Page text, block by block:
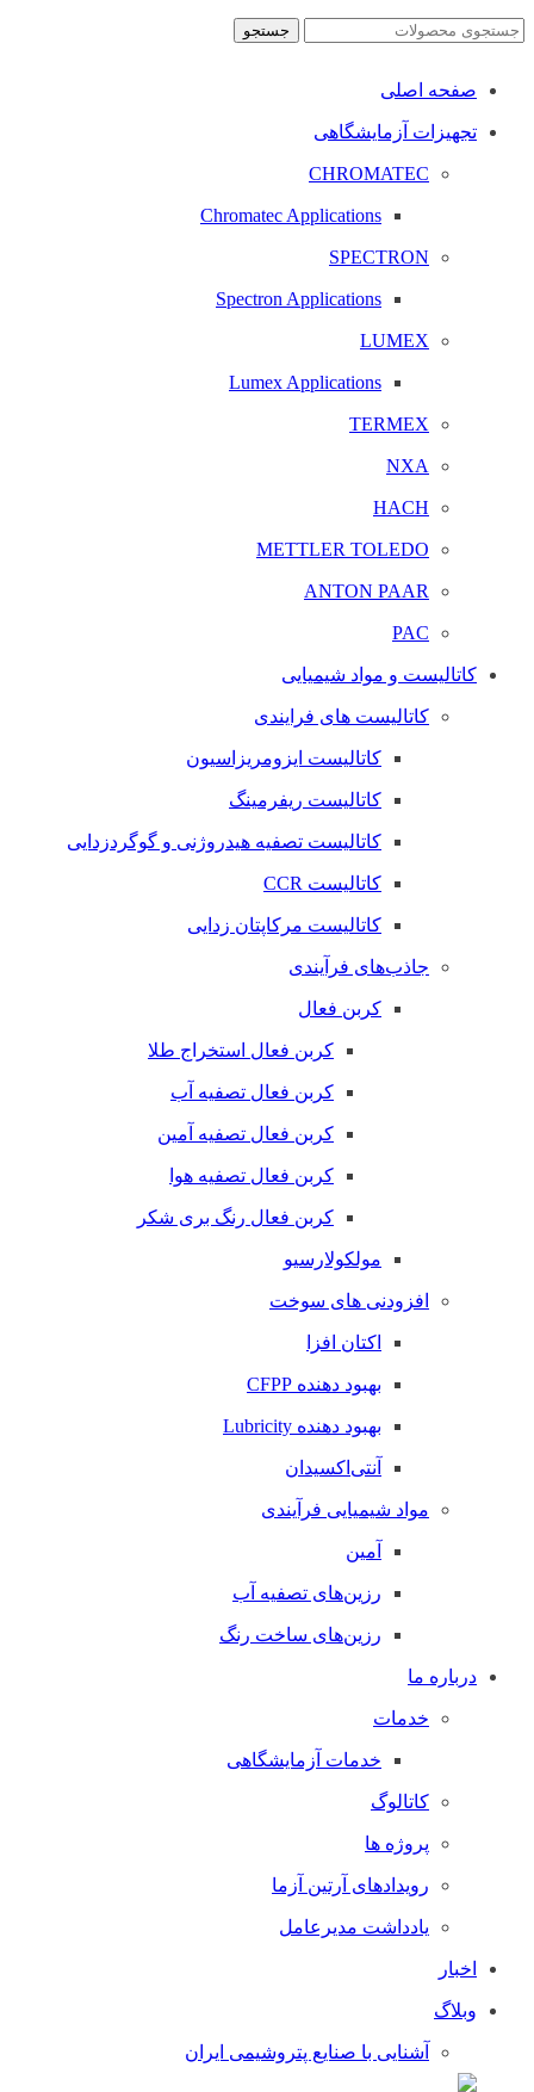
جستجو
صفحه اصلی
تجهیزات آزمایشگاهی
CHROMATEC
Chromatec Applications
SPECTRON
Spectron Applications
LUMEX
Lumex Applications
TERMEX
NXA
HACH
METTLER TOLEDO
ANTON PAAR
PAC
کاتالیست و مواد شیمیایی
کاتالیست های فرایندی
کاتالیست ایزومریزاسیون
کاتالیست ریفرمینگ
کاتالیست تصفیه هیدروژنی و گوگردزدایی
کاتالیست CCR
کاتالیست مرکاپتان زدایی
جاذب‌های فرآیندی
کربن فعال
کربن فعال استخراج طلا
کربن فعال تصفیه آب
کربن فعال تصفیه آمین
کربن فعال تصفیه هوا
کربن فعال رنگ بری شکر
مولکولارسیو
افزودنی های سوخت
اکتان افزا
بهبود دهنده CFPP
بهبود دهنده Lubricity
آنتی‌اکسیدان
مواد شیمیایی فرآیندی
آمین
رزین‌های تصفیه آب
رزین‌های ساخت رنگ
درباره ما
خدمات
خدمات آزمایشگاهی
کاتالوگ
پروژه ها
رویدادهای آرتین آزما
یادداشت مدیرعامل
اخبار
وبلاگ
آشنایی با صنایع پتروشیمی ایران